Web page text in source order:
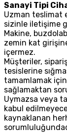
Sanayi Tipi
Uzman teslimat
sizinle iletişime
Makine,
zemin kat
içermez.
Müşteriler,
tesislerine
tamamlamak
sağlamaktan
Uymazsa veya
kabul
kaynaklanan